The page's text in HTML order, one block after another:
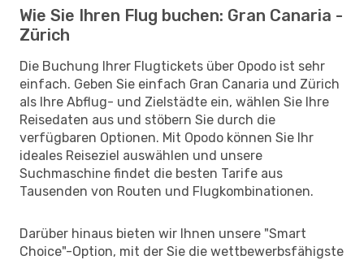
Wie Sie Ihren Flug buchen: Gran Canaria -
Zürich
Die Buchung Ihrer Flugtickets über Opodo ist sehr
einfach. Geben Sie einfach Gran Canaria und Zürich
als Ihre Abflug- und Zielstädte ein, wählen Sie Ihre
Reisedaten aus und stöbern Sie durch die
verfügbaren Optionen. Mit Opodo können Sie Ihr
ideales Reiseziel auswählen und unsere
Suchmaschine findet die besten Tarife aus
Tausenden von Routen und Flugkombinationen.
Darüber hinaus bieten wir Ihnen unsere "Smart
Choice"-Option, mit der Sie die wettbewerbsfähigste